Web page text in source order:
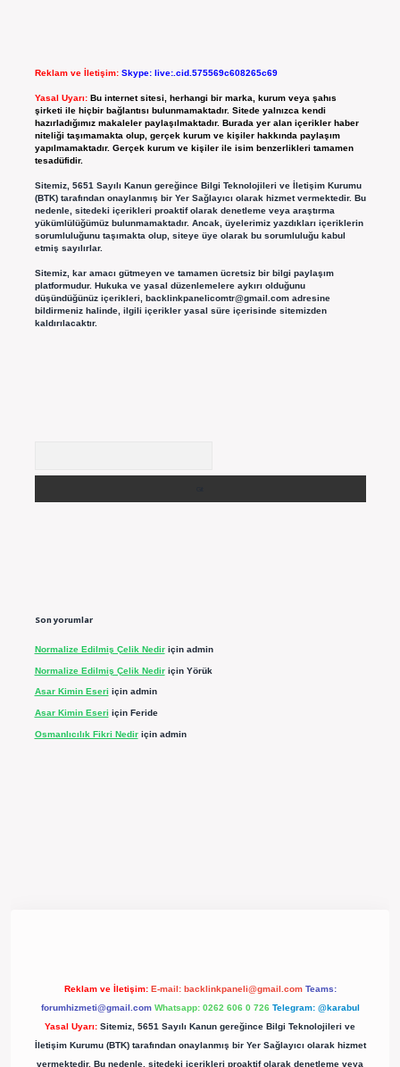
Reklam ve İletişim: Skype: live:.cid.575569c608265c69
Yasal Uyarı: Bu internet sitesi, herhangi bir marka, kurum veya şahıs
şirketi ile hiçbir bağlantısı bulunmamaktadır. Sitede yalnızca kendi
hazırladığımız makaleler paylaşılmaktadır. Burada yer alan içerikler haber
niteliği taşımamakta olup, gerçek kurum ve kişiler hakkında paylaşım
yapılmamaktadır. Gerçek kurum ve kişiler ile isim benzerlikleri tamamen
tesadüfidir.
Sitemiz, 5651 Sayılı Kanun gereğince Bilgi Teknolojileri ve İletişim Kurumu
(BTK) tarafından onaylanmış bir Yer Sağlayıcı olarak hizmet vermektedir. Bu
nedenle, sitedeki içerikleri proaktif olarak denetleme veya araştırma
yükümlülüğümüz bulunmamaktadır. Ancak, üyelerimiz yazdıkları içeriklerin
sorumluluğunu taşımakta olup, siteye üye olarak bu sorumluluğu kabul
etmiş sayılırlar.
Sitemiz, kar amacı gütmeyen ve tamamen ücretsiz bir bilgi paylaşım
platformudur. Hukuka ve yasal düzenlemelere aykırı olduğunu
düşündüğünüz içerikleri, backlinkpanelicomtr@gmail.comadresine
bildirmeniz halinde, ilgili içerikler yasal süre içerisinde sitemizden
kaldırılacaktır.
Son yorumlar
Normalize Edilmiş Çelik Nediriçin admin
Normalize Edilmiş Çelik Nediriçin Yörük
Asar Kimin Eseri için admin
Asar Kimin Eseri için Feride
Osmanlıcılık Fikri Nediriçin admin
Reklam ve İletişim: E-mail: backlinkpaneli@gmail.com Teams:
forumhizmeti@gmail.com Whatsapp: 0262 606 0 726 Telegram: @karabul
Yasal Uyarı: Sitemiz, 5651 Sayılı Kanun gereğince Bilgi Teknolojileri ve
İletişim Kurumu (BTK) tarafından onaylanmış bir Yer Sağlayıcı olarak hizmet
vermektedir. Bu nedenle, sitedeki içerikleri proaktif olarak denetleme veya